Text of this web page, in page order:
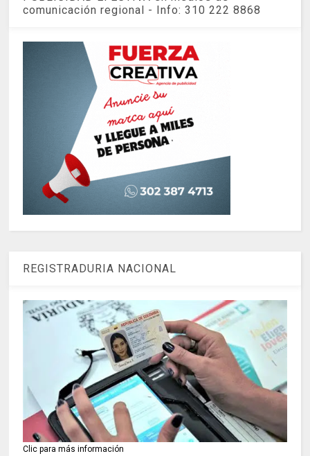
comunicación regional - Info: 310 222 8868
REGISTRADURIA NACIONAL
Clic para más información